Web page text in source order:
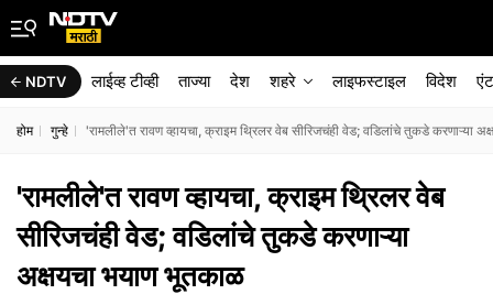
NDTV लाईव्ह टीव्ही ताज्या देश शहरे लाइफस्टाइल विदेश
होम गुन्हे 'रामलीले'त रावण व्हायचा, क्राइम थ्रिलर वेब सीरिजचंही वेड; वडिलांचे तुकडे करणाऱ्या
'रामलीले'त रावण व्हायचा, क्राइम थ्रिलर वेब
सीरिजचंही वेड; वडिलांचे तुकडे करणाऱ्या
अक्षयचा भयाण भूतकाळ